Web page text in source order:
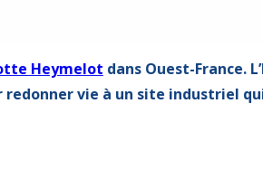
Heymelot dans Ouest-France.
redonner vie à un site industriel